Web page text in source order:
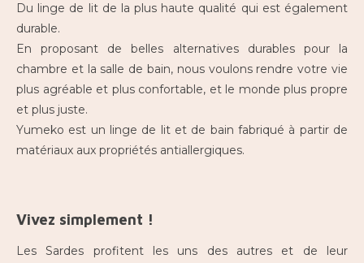
Du linge de lit de la plus haute qualité qui est également
durable.
En proposant de belles alternatives durables pour la
chambre et la salle de bain, nous voulons rendre votre vie
plus agréable et plus confortable, et le monde plus propre
et plus juste.
Yumeko est un linge de lit et de bain fabriqué à partir de
matériaux aux propriétés antiallergiques.
Vivez simplement !
Les Sardes profitent les uns des autres et de leur